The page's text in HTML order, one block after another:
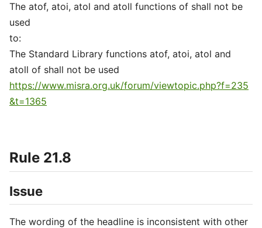
The atof, atoi, atol and atoll functions of shall not be
used
to:
The Standard Library functions atof, atoi, atol and
atoll of shall not be used
https://www.misra.org.uk/forum/viewtopic.php?f=235
&t=1365
Rule 21.8
Issue
The wording of the headline is inconsistent with other